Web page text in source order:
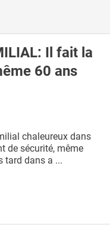
Il fait la
60 ans
chaleureux dans
de sécurité, même
tard dans a ...